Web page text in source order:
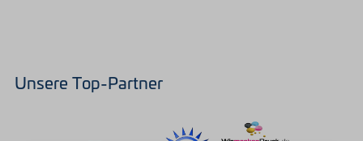
Unsere Top-Partner